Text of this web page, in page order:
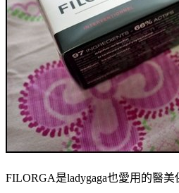
FILORGA是ladygaga也愛用的醫